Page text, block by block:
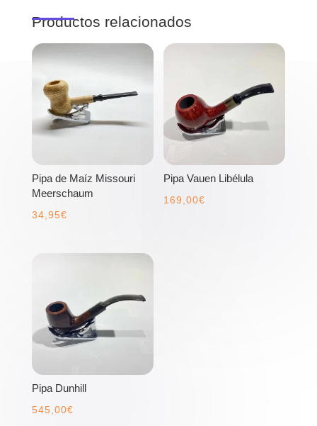
Productos relacionados
Pipa de Maíz Missouri
Meerschaum
34,95€
Pipa Vauen Libélula
169,00€
Pipa Dunhill
545,00€